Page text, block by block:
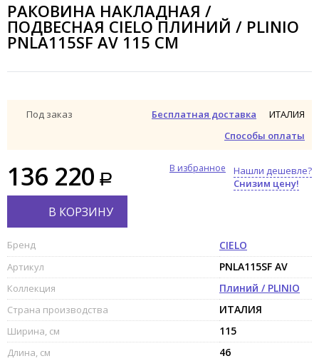
РАКОВИНА НАКЛАДНАЯ /
ПОДВЕСНАЯ CIELO ПЛИНИЙ / PLINIO
PNLA115SF AV 115 СМ
Под заказ
Бесплатная доставка
Способы оплаты
ИТАЛИЯ
136 220
Нашли дешевле?
Снизим цену!
В избранное
В КОРЗИНУ
Бренд CIELO
Артикул PNLA115SF AV
Коллекция Плиний / PLINIO
Страна производства ИТАЛИЯ
Ширина, см 115
Длина, см 46